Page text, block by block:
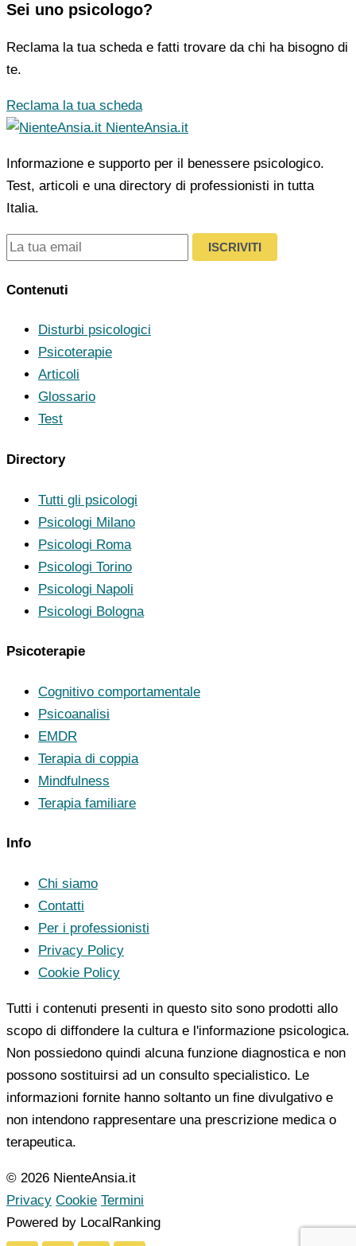
Sei uno psicologo?
Reclama la tua scheda e fatti trovare da chi ha bisogno di
te.
Reclama la tua scheda
NienteAnsia.it
Informazione e supporto per il benessere psicologico.
Test, articoli e una directory di professionisti in tutta
Italia.
ISCRIVITI
Contenuti
Disturbi psicologici
Psicoterapie
Articoli
Glossario
Test
Directory
Tutti gli psicologi
Psicologi Milano
Psicologi Roma
Psicologi Torino
Psicologi Napoli
Psicologi Bologna
Psicoterapie
Cognitivo comportamentale
Psicoanalisi
EMDR
Terapia di coppia
Mindfulness
Terapia familiare
Info
Chi siamo
Contatti
Per i professionisti
Privacy Policy
Cookie Policy
Tutti i contenuti presenti in questo sito sono prodotti allo
scopo di diffondere la cultura e l'informazione psicologica.
Non possiedono quindi alcuna funzione diagnostica e non
possono sostituirsi ad un consulto specialistico. Le
informazioni fornite hanno soltanto un fine divulgativo e
non intendono rappresentare una prescrizione medica o
terapeutica.
© 2026 NienteAnsia.it
Privacy Cookie Termini
Powered by LocalRanking